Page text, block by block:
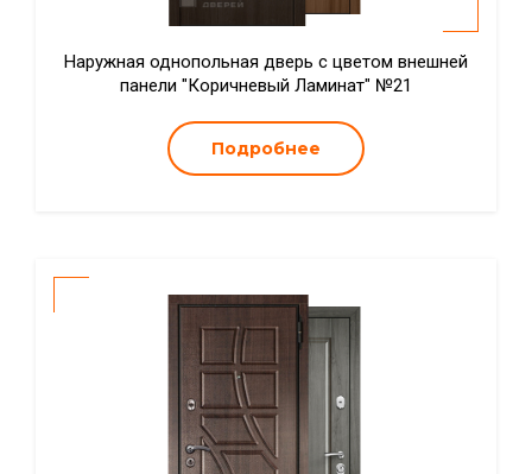
Наружная однопольная дверь с цветом внешней
панели "Коричневый Ламинат" №21
Подробнее